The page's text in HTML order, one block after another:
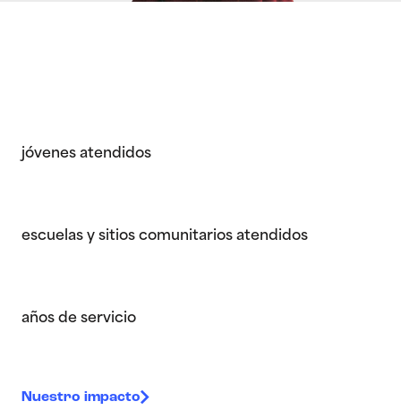
jóvenes atendidos
escuelas y sitios comunitarios atendidos
años de servicio
Nuestro impacto